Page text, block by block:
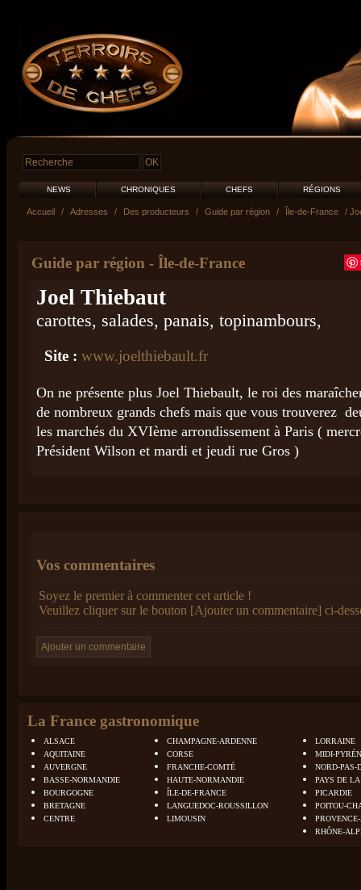
NEWS CHRONIQUES CHEFS RÉGIONS
Accueil / Adresses / Des producteurs / Guide par région / Île-de-France /
Guide par région - Île-de-France
Joel Thiebaut
carottes, salades, panais, topinambours,
Site : www.joelthiebault.fr
On ne présente plus Joel Thiebault, le roi des
de nombreux grands chefs mais que vous trouverez
les marchés du XVIème arrondissement à Paris (
Président Wilson et mardi et jeudi rue Gros )
Vos commentaires
Soyez le premier à commenter cet article !
Veuillez cliquer sur le bouton [Ajouter un commentaire] ci-
La France gastronomique
ALSACE
AQUITAINE
AUVERGNE
BASSE-NORMANDIE
BOURGOGNE
BRETAGNE
CENTRE
CHAMPAGNE-ARDENNE
CORSE
FRANCHE-COMTÉ
HAUTE-NORMANDIE
ÎLE-DE-FRANCE
LANGUEDOC-ROUSSILLON
LIMOUSIN
LORRAINE
MIDI-
NORD-PAS-
PAYS DE
PICARDIE
POITOU-
RHÔNE-